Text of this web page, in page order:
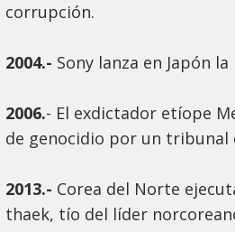
corrupción.
2004.- Sony lanza en Japón
2006.- El exdictador etíope
de genocidio por un tribunal
2013.- Corea del Norte
thaek, tío del líder